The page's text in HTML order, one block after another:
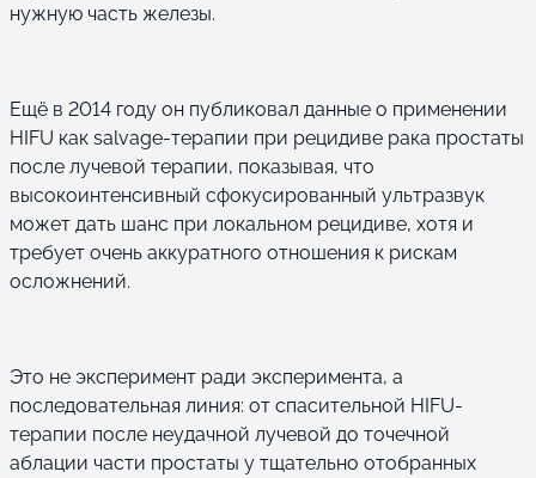
нужную часть железы.
Ещё в 2014 году он публиковал данные о применении
HIFU как salvage-терапии при рецидиве рака простаты
после лучевой терапии, показывая, что
высокоинтенсивный сфокусированный ультразвук
может дать шанс при локальном рецидиве, хотя и
требует очень аккуратного отношения к рискам
осложнений.
Это не эксперимент ради эксперимента, а
последовательная линия: от спасительной HIFU-
терапии после неудачной лучевой до точечной
аблации части простаты у тщательно отобранных